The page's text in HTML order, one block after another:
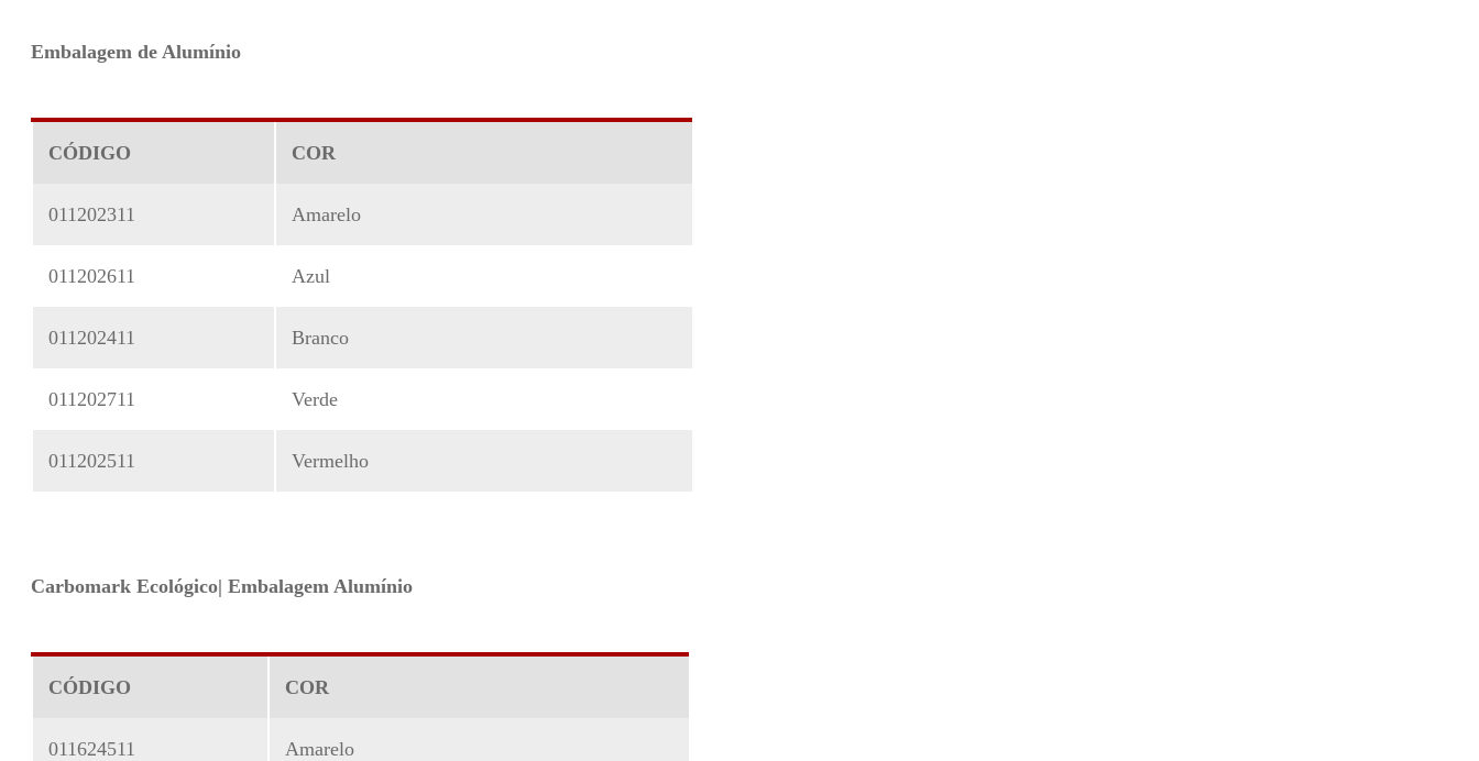
Embalagem de Alumínio
CÓDIGO COR
011202311 Amarelo
011202611 Azul
011202411 Branco
011202711 Verde
011202511 Vermelho
Carbomark Ecológico| Embalagem Alumínio
CÓDIGO COR
011624511 Amarelo